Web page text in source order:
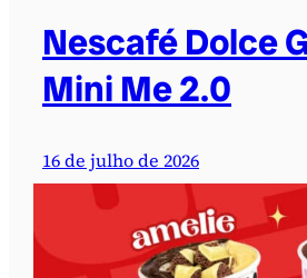
Nescafé Dolce
Mini Me 2.0
16 de julho de 2026